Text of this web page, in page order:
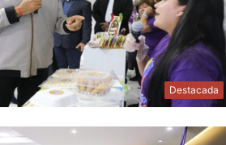
Destacada